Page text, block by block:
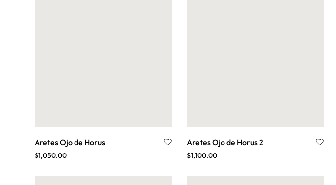
ESTRELLAS
FENG SHUI
Aretes Ojo de Horus
$1,050.00
Aretes Ojo de Horus 2
$1,100.00